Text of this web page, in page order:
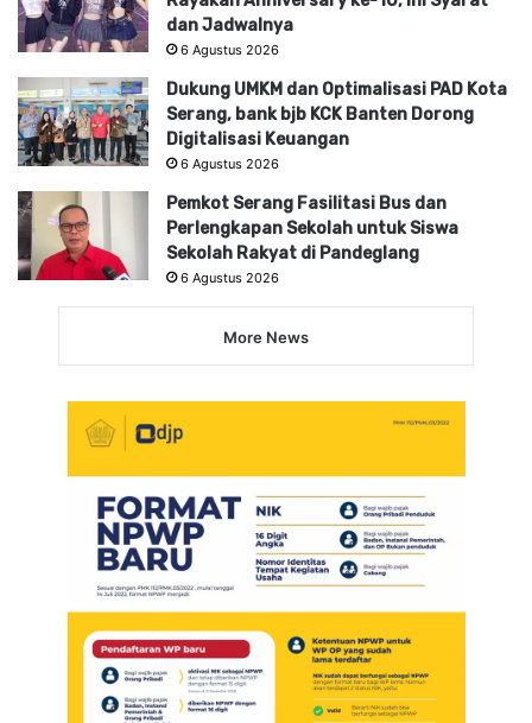
dan Jadwalnya
6 Agustus 2026
Dukung UMKM dan Optimalisasi PAD Kota
Serang, bank bjb KCK Banten Dorong
Digitalisasi Keuangan
6 Agustus 2026
Pemkot Serang Fasilitasi Bus dan
Perlengkapan Sekolah untuk Siswa
Sekolah Rakyat di Pandeglang
6 Agustus 2026
More News